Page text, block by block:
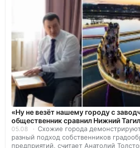
«Ну не везёт нашему городу с
общественник сравнил Нижний
05.08
Схожие города
разный подход собственников
предприятий, считает Анатолий